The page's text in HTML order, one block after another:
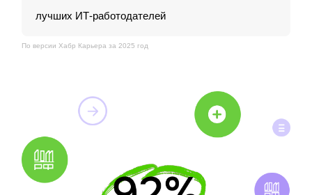
лучших ИТ-работодателей
По версии Хабр Карьера за 2025 год